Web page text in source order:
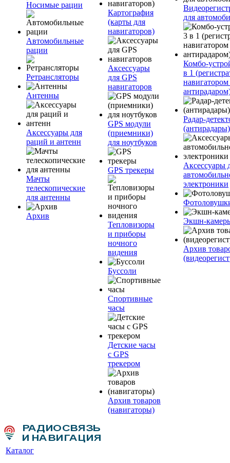
Носимые рации
Автомобильные
рации
Ретрансляторы
Антенны
Аксессуары для
раций и антенн
Мачты
телескопические
для антенны
Архив
Картография
(карты для
навигаторов)
Аксессуары
для GPS
навигаторов
GPS модули
(приемники)
для ноутбуков
GPS трекеры
Тепловизоры
и приборы
ночного
видения
Буссоли
Спортивные
часы
Детские часы
с GPS
трекером
Архив товаров
(навигаторы)
для
Комбо-
в 1
Радар-
(антирадары)
Аксессуары
электроники
Экшн-
Архив
Каталог